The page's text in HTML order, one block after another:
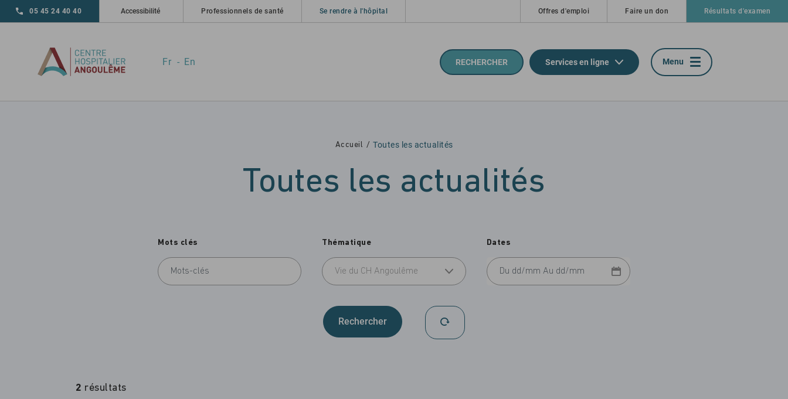
Fr En
05 45 24 40 40 Accessibilité Professionnels de santé Se rendre à l'hôpital Offres d'emploi Faire un don Résultats d'examen
RECHERCHER Services en ligne Menu
Accueil Toutes les actualités
Toutes les actualités
Mots clés Thématique
Vie du CH Angoulême
Dates
2 résultats